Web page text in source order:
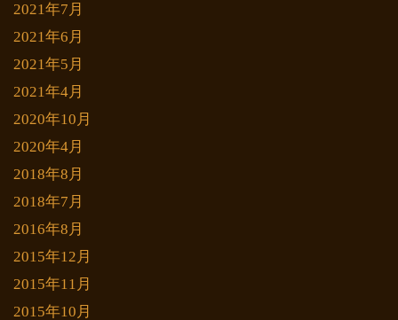
2021年7月
2021年6月
2021年5月
2021年4月
2020年10月
2020年4月
2018年8月
2018年7月
2016年8月
2015年12月
2015年11月
2015年10月